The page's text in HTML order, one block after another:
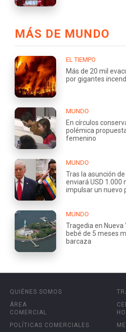
MÁS DE MUNDO
EL TIEMPO
Más de 20 mil
por gigantes
MUNDO
En círculos
polémica
femenino
MUNDO
Tras la asunción de
enviará USD 1.000
impulsar un nuevo
MUNDO
Tragedia en Nueva
bebé de 5 meses
barcaza
QUIÉNES SOMOS
ÁREA
COMERCIAL
POLÍTICAS COMERCIALES